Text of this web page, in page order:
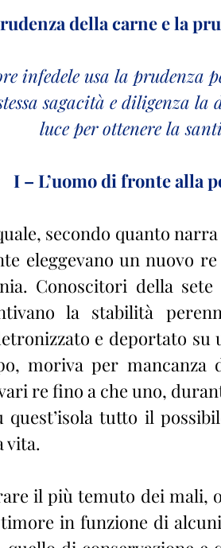
della carne e la
infedele usa la prudenza
sagacità e diligenza
luce per ottenere la
I – L’uomo di fronte alla
secondo quanto
eleggevano un nuovo
Conoscitori della
la stabilità
e deportato su
moriva per
re fino a che uno,
tutto il
vita.
il più temuto dei mali,
in funzione di